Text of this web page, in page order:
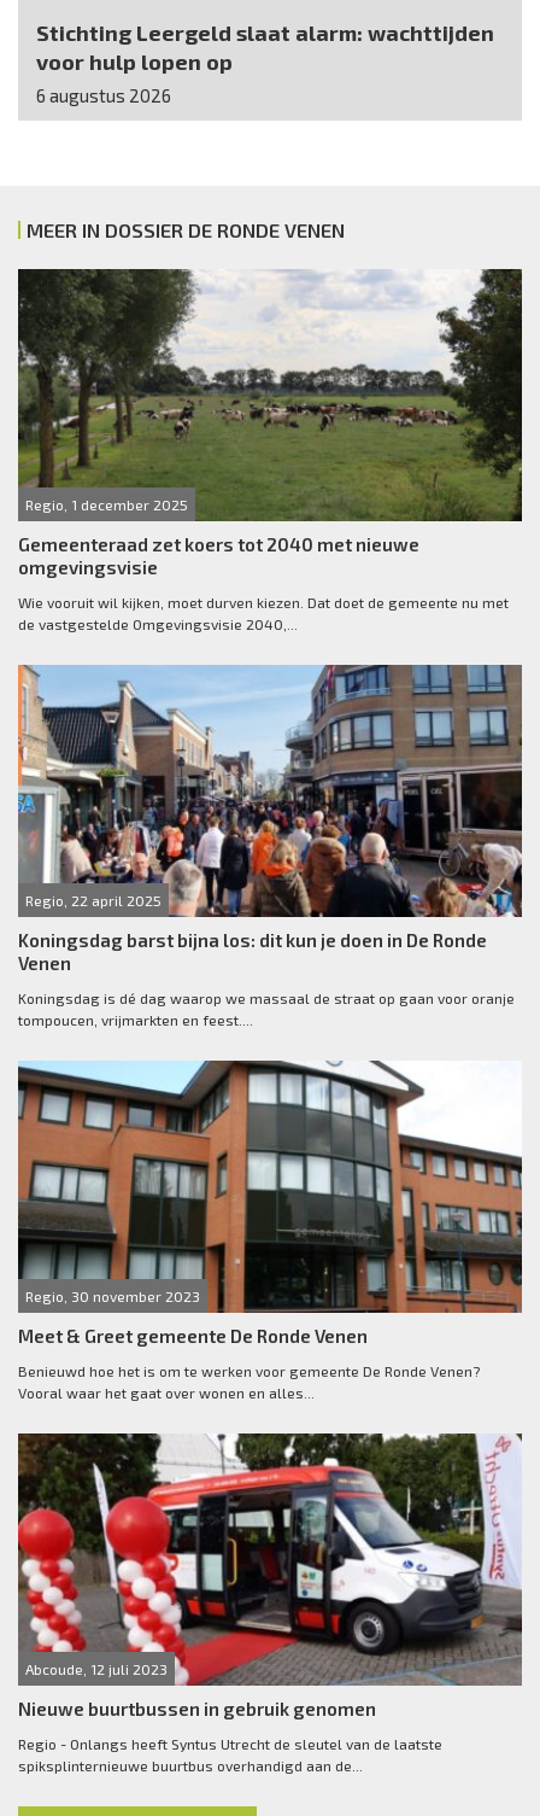
Stichting Leergeld slaat alarm: wachttijden
voor hulp lopen op
6 augustus 2026
MEER IN DOSSIER DE RONDE VENEN
Regio, 1 december 2025
Gemeenteraad zet koers tot 2040 met nieuwe
omgevingsvisie
Wie vooruit wil kijken, moet durven kiezen. Dat doet de gemeente nu met
de vastgestelde Omgevingsvisie 2040,...
Regio, 22 april 2025
Koningsdag barst bijna los: dit kun je doen in De Ronde
Venen
Koningsdag is dé dag waarop we massaal de straat op gaan voor oranje
tompoucen, vrijmarkten en feest....
Regio, 30 november 2023
Meet & Greet gemeente De Ronde Venen
Benieuwd hoe het is om te werken voor gemeente De Ronde Venen?
Vooral waar het gaat over wonen en alles...
Abcoude, 12 juli 2023
Nieuwe buurtbussen in gebruik genomen
Regio - Onlangs heeft Syntus Utrecht de sleutel van de laatste
spiksplinternieuwe buurtbus overhandigd aan de...